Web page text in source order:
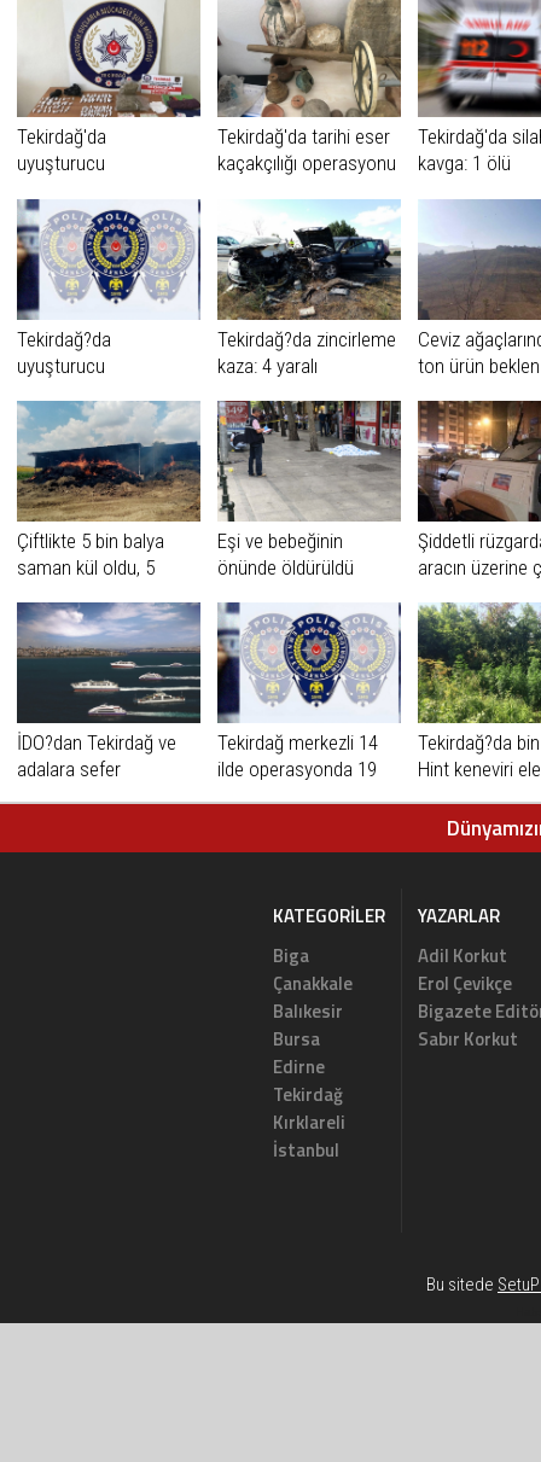
Tekirdağ'da
uyuşturucu
Tekirdağ'da tarihi eser
kaçakçılığı operasyonu
Tekirdağ'da
kavga: 1 ölü
Tekirdağ?da
uyuşturucu
Tekirdağ?da zincirleme
kaza: 4 yaralı
Ceviz
ton ürün
Çiftlikte 5 bin balya
saman kül oldu, 5
Eşi ve bebeğinin
önünde öldürüldü
Şiddetli
aracın üzerine
İDO?dan Tekirdağ ve
adalara sefer
Tekirdağ merkezli 14
ilde operasyonda 19
gözaltı
Tekirdağ?da
Hint keneviri ele
geçirildi
KATEGORILER
Biga
Çanakkale
Balıkesir
Bursa
Edirne
Tekirdağ
Kırklareli
İstanbul
YAZARLAR
Adil Korkut
Erol Çevikçe
Bigazete
Sabır Korkut
Bu sitede SetuP